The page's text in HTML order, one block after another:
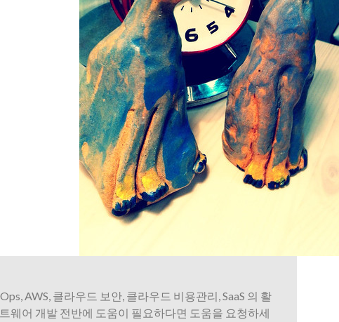
AWS, 클라우드 보안, 클라우드 비용관리, SaaS 의 활
웨어 개발 전반에 도움이 필요하다면 도움을 요청하세